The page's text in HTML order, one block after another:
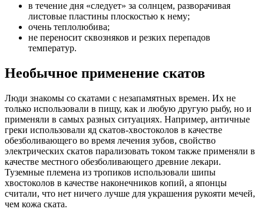
в течение дня «следует» за солнцем, разворачивая
листовые пластины плоскостью к нему;
очень теплолюбива;
не переносит сквозняков и резких перепадов
температур.
Необычное применение скатов
Люди знакомы со скатами с незапамятных времен. Их не
только использовали в пищу, как и любую другую рыбу, но и
применяли в самых разных ситуациях. Например, античные
греки использовали яд скатов-хвостоколов в качестве
обезболивающего во время лечения зубов, свойство
электрических скатов парализовать током также применяли в
качестве местного обезболивающего древние лекари.
Туземные племена из тропиков использовали шипы
хвостоколов в качестве наконечников копий, а японцы
считали, что нет ничего лучше для украшения рукояти мечей,
чем кожа ската.